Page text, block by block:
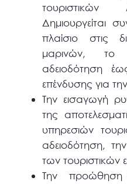
τουριστικών
Δημιουργείται
πλαίσιο στις
μαρινών, το
αδειοδότηση
επένδυσης για
Την εισαγωγή
της
υπηρεσιών
αδειοδότηση,
των τουριστικών
Την προώθηση